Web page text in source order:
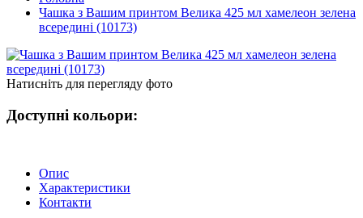
Чашка з Вашим принтом Велика 425 мл хамелеон зелена
всередині (10173)
Натисніть для перегляду фото
Доступні кольори:
Опис
Характеристики
Контакти